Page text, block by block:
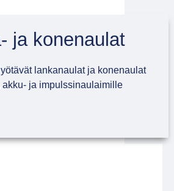
ja konenaulat
lankanaulat ja konenaulat
akku- ja impulssinaulaimille